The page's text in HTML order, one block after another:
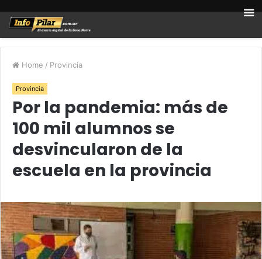
Home / Provincia
Provincia
Por la pandemia: más de
100 mil alumnos se
desvincularon de la
escuela en la provincia